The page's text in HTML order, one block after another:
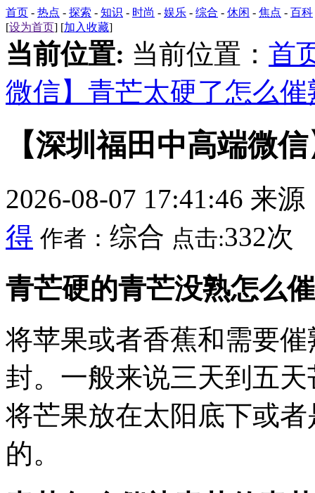
首页 - 热点 - 探索 - 知识 - 时尚 - 娱乐 - 综合 - 休闲 - 焦点 - 百科
[设为首页] [加入收藏]
当前位置: 当前位置： 首
微信】青芒太硬了怎么催
【深圳福田中高端微
2026-08-07 17:41:46 来源
得 作者： 综合 点击:332次
青芒硬的青芒没熟怎么
将苹果或者香蕉和需要
封。一般来说三天到五
将芒果放在太阳底下或
的。